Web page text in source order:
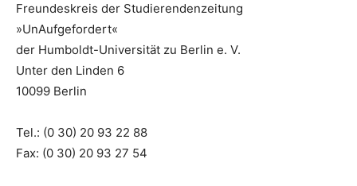
Freundeskreis der Studierendenzeitung
»UnAufgefordert«
der Humboldt-Universität zu Berlin e. V.
Unter den Linden 6
10099 Berlin
Tel.: (0 30) 20 93 22 88
Fax: (0 30) 20 93 27 54